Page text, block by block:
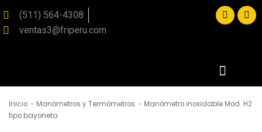
Saltar
(511) 564-4308
ventas3@friperu.com
Inicio » Manómetros y Termómetros » Manómetro inoxidable Mod. H2
tipo bayoneta